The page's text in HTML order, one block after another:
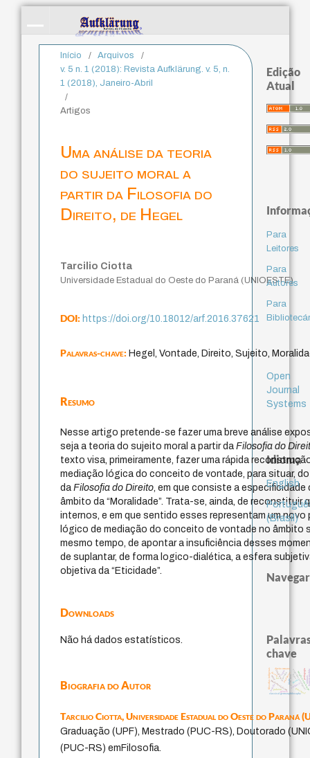
Início / Arquivos
/
v. 5 n. 1 (2018): Revista Aufklärung. v. 5, n.
1 (2018), Janeiro-Abril
/
Artigos
Uma análise da teoria
do sujeito moral a
partir da Filosofia do
Direito, de Hegel
Tarcilio Ciotta
Universidade Estadual do Oeste do Paraná (UNIOESTE)
DOI:https://doi.org/10.18012/arf.2016.37621
Palavras-chave:Hegel, Vontade, Direito, Sujeito,
Resumo
Nesse artigo pretende-se fazer uma breve análise
seja a teoria do sujeito moral a partir daFilosofia do
texto visa, primeiramente, fazer uma rápida
mediação lógica do conceito de vontade, para situar,
daFilosofia do Direito , em que consiste a
âmbito da “Moralidade”. Trata-se, ainda, de reconstituir
internos, e em que sentido esses representam um
lógico de mediação do conceito de vontade no âmbito
mesmo tempo, de apontar a insuficiência desses
de suplantar, de forma logico-dialética, a esfera
objetiva da “Eticidade”.
Downloads
Não há dados estatísticos.
Biografia do Autor
Tarcilio Ciotta,Universidade Estadual do Oeste do Paraná
Graduação (UPF), Mestrado (PUC-RS), Doutorado
(PUC-RS) emFilosofia.
Edição
Atual
Para
Leitores
Para
Autores
Para
Open
Journal
Systems
Idioma
English
(Brasil)
Navegar
chave
fundamentalismo jacobi
protágorasexperiência temporal
metafísica do tempo
género
idade
intolerância
classical german philosophy
homem-medida
filosofias indígenas j.c.m. neto
palavra
perdón leyes
violencia
guayaquil
logos
direito romano pedagogia
lei
desejo
bataille
mind animais